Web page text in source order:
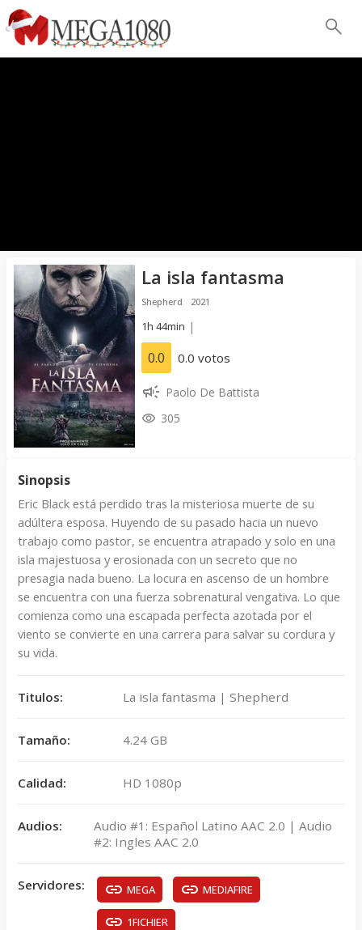
La isla fantasma
Shepherd 2021
1h 44min |
0.0 0.0 votos
Paolo De Battista
305
Sinopsis
Eric Black está perdido tras la misteriosa muerte de su
adúltera esposa. Huyendo de su pasado hacia un nuevo
trabajo como pastor, se encuentra atrapado y solo en una
isla majestuosa y erosionada con un secreto que no
presagia nada bueno. La locura en ascenso de un hombre
se encuentra con una fuerza sobrenatural vengativa. Lo que
comienza como una escapada perfecta azotada por el
viento se convierte en una carrera para salvar su cordura y
su vida.
Titulos: La isla fantasma | Shepherd
Tamaño: 4.24 GB
Calidad: HD 1080p
Audios:
Audio #1: Español Latino AAC 2.0 | Audio
#2: Ingles AAC 2.0
Servidores: MEGA MEDIAFIRE
1FICHIER